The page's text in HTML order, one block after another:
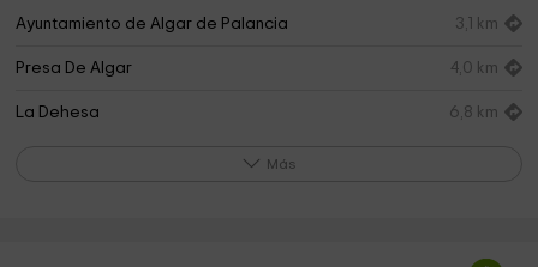
Ayuntamiento de Algar de Palancia 3,1 km
Presa De Algar 4,0 km
La Dehesa 6,8 km
Ayuntamiento de Sot de Ferrer Más